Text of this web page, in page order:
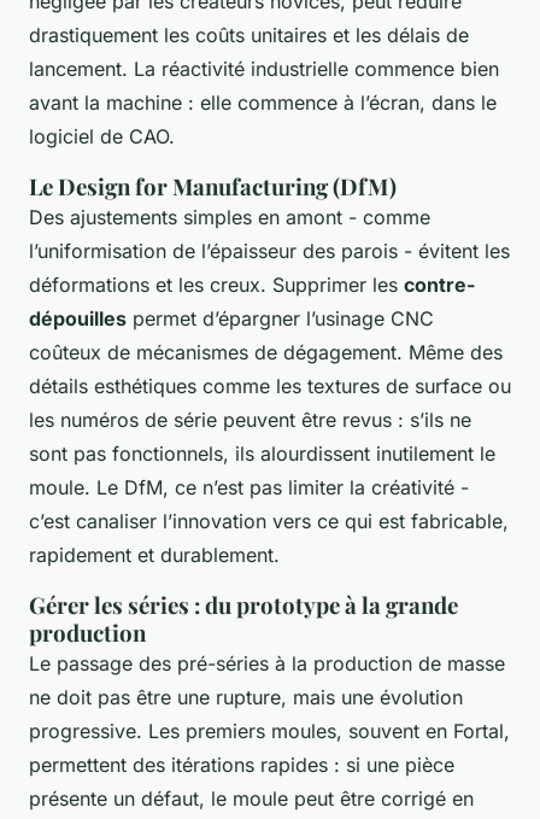
drastiquement les coûts unitaires et les délais de
lancement. La réactivité industrielle commence bien
avant la machine : elle commence à l’écran, dans le
logiciel de CAO.
Le Design for Manufacturing (DfM)
Des ajustements simples en amont - comme
l’uniformisation de l’épaisseur des parois - évitent les
déformations et les creux. Supprimer les contre-
dépouilles permet d’épargner l’usinage CNC
coûteux de mécanismes de dégagement. Même des
détails esthétiques comme les textures de surface ou
les numéros de série peuvent être revus : s’ils ne
sont pas fonctionnels, ils alourdissent inutilement le
moule. Le DfM, ce n’est pas limiter la créativité -
c’est canaliser l’innovation vers ce qui est fabricable,
rapidement et durablement.
Gérer les séries : du prototype à la grande
production
Le passage des pré-séries à la production de masse
ne doit pas être une rupture, mais une évolution
progressive. Les premiers moules, souvent en Fortal,
permettent des itérations rapides : si une pièce
présente un défaut, le moule peut être corrigé en